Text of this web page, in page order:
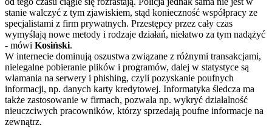
stanie walczyć z tym zjawiskiem, stąd konieczność współpracy ze
specjalistami z firm prywatnych. Przestępcy przez cały czas
wymyślają nowe metody i rodzaje działań, niełatwo za tym nadążyć
- mówi Kosiński.
W internecie dominują oszustwa związane z różnymi transakcjami,
nielegalne pobieranie plików i programów, dalej w statystyce są
włamania na serwery i phishing, czyli pozyskanie poufnych
informacji, np. danych karty kredytowej. Informatyka śledcza ma
także zastosowanie w firmach, pozwala np. wykryć działalność
nieuczciwych pracowników, którzy sprzedają poufne informacje na
zewnątrz.